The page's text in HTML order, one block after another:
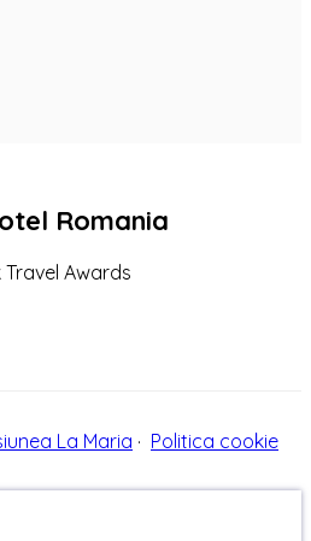
Romania
Travel Awards
La Maria · Politica cookie